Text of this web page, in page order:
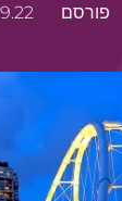
פורסם